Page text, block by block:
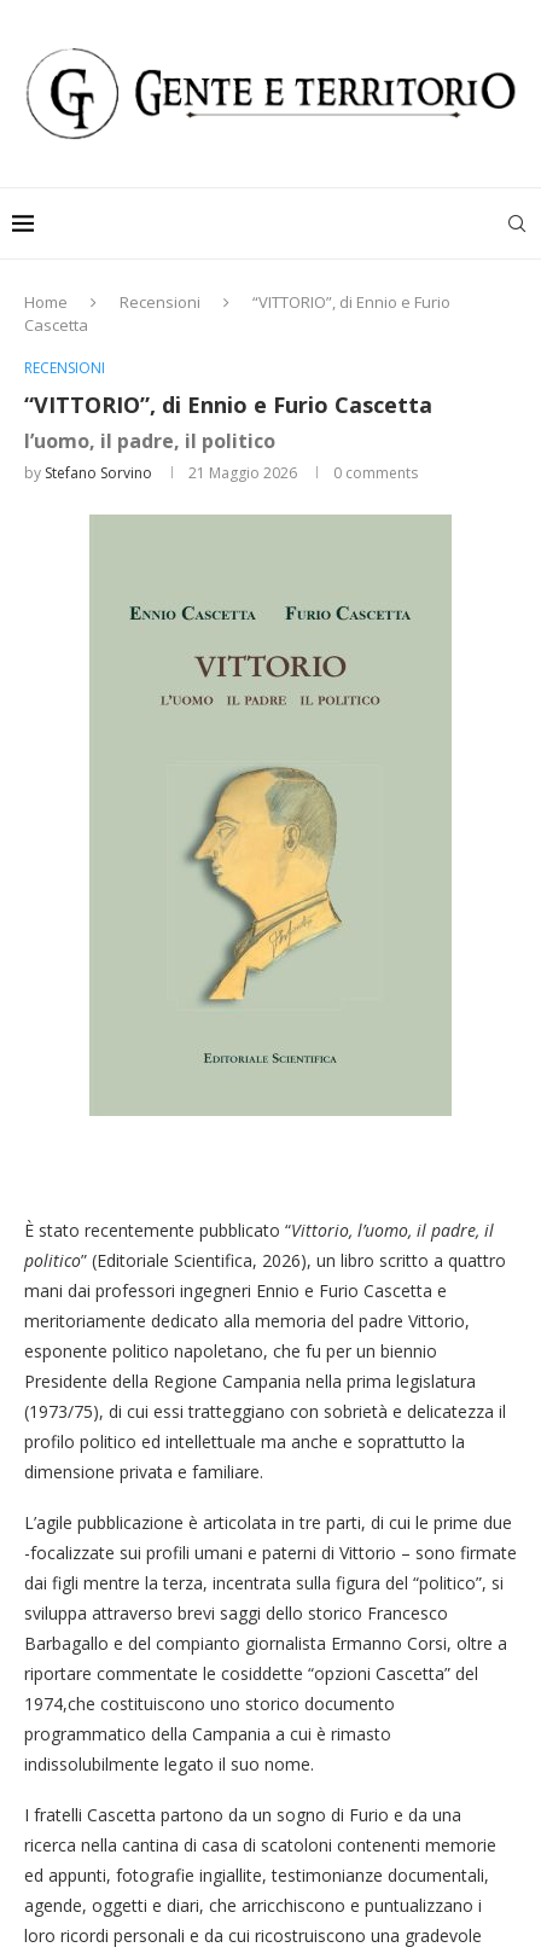
Home Recensioni
“VITTORIO”, di Ennio e Furio
Cascetta
RECENSIONI
“VITTORIO”, di Ennio e Furio Cascetta
l’uomo, il padre, il politico
by Stefano Sorvino 21 Maggio 2026 0 comments
È stato recentemente pubblicato “Vittorio, l’uomo, il padre, il
politico” (Editoriale Scientifica, 2026), un libro scritto a quattro
mani dai professori ingegneri Ennio e Furio Cascetta e
meritoriamente dedicato alla memoria del padre Vittorio,
esponente politico napoletano, che fu per un biennio
Presidente della Regione Campania nella prima legislatura
(1973/75), di cui essi tratteggiano con sobrietà e delicatezza il
profilo politico ed intellettuale ma anche e soprattutto la
dimensione privata e familiare.
L’agile pubblicazione è articolata in tre parti, di cui le prime due
-focalizzate sui profili umani e paterni di Vittorio – sono firmate
dai figli mentre la terza, incentrata sulla figura del “politico”, si
sviluppa attraverso brevi saggi dello storico Francesco
Barbagallo e del compianto giornalista Ermanno Corsi, oltre a
riportare commentate le cosiddette “opzioni Cascetta” del
1974,che costituiscono uno storico documento
programmatico della Campania a cui è rimasto
indissolubilmente legato il suo nome.
I fratelli Cascetta partono da un sogno di Furio e da una
ricerca nella cantina di casa di scatoloni contenenti memorie
ed appunti, fotografie ingiallite, testimonianze documentali,
agende, oggetti e diari, che arricchiscono e puntualizzano i
loro ricordi personali e da cui ricostruiscono una gradevole